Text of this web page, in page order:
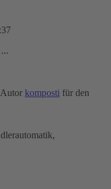
komposti für den